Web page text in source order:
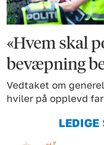
«Hvem skal
bevæpning
Vedtaket om
hviler på opplevd
LEDIGE